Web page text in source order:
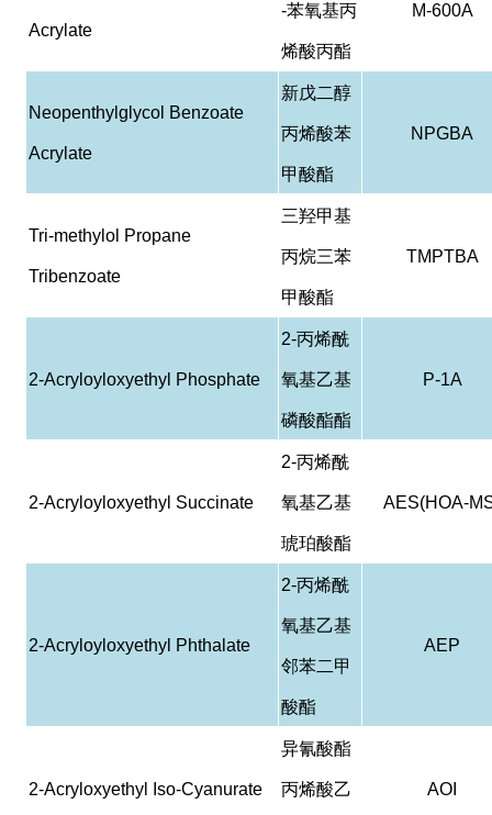
Acrylate
-苯氧基丙
烯酸丙酯
M-600A
Neopenthylglycol Benzoate
Acrylate
新戊二醇
丙烯酸苯
甲酸酯
NPGBA
Tri-methylol Propane
Tribenzoate
三羟甲基
丙烷三苯
甲酸酯
TMPTBA
2-Acryloyloxyethyl Phosphate
2-丙烯酰
氧基乙基
磷酸酯酯
P-1A
2-Acryloyloxyethyl Succinate
2-丙烯酰
氧基乙基
琥珀酸酯
AES(HOA-
2-Acryloyloxyethyl Phthalate
2-丙烯酰
氧基乙基
邻苯二甲
酸酯
AEP
2-Acryloxyethyl Iso-Cyanurate
异氰酸酯
丙烯酸乙 AOI